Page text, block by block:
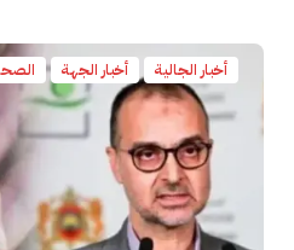
أخبار الجالية أخبار الجهة